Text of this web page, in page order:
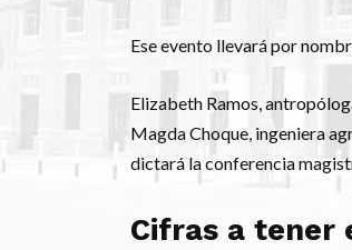
Ese evento llevará por
Elizabeth Ramos,
Magda Choque, ingeniera
dictará la conferencia
Cifras a tener